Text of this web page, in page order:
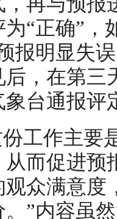
“正确”，
报明显失
，在第三
台通报评
工作主要
而促进预
众满意度
”内容虽